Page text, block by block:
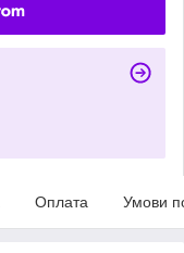
Оплата Умови